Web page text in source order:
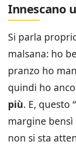
Innescano
Si parla
malsana: ho
pranzo ho
quindi ho
più. E, questo
margine bensì
non si sta